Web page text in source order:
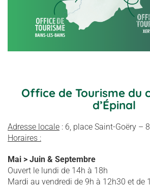
Office de Tourisme du
d’Épinal
Adresse locale : 6, place Saint-Goëry –
Horaires :
Mai > Juin & Septembre
Ouvert le lundi de 14h à 18h
Mardi au vendredi de 9h à 12h30 et de